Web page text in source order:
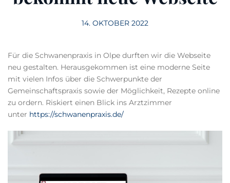
14. OKTOBER 2022
Für die Schwanenpraxis in Olpe durften wir die Webseite
neu gestalten. Herausgekommen ist eine moderne Seite
mit vielen Infos über die Schwerpunkte der
Gemeinschaftspraxis sowie der Möglichkeit, Rezepte online
zu ordern. Riskiert einen Blick ins Arztzimmer
unter https://schwanenpraxis.de/